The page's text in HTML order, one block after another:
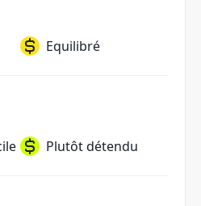
Equilibré
Plutôt détendu